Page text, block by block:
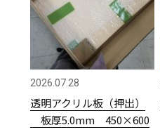
2026.07.28
透明アクリル板（押出）
板厚5.0mm 450×600